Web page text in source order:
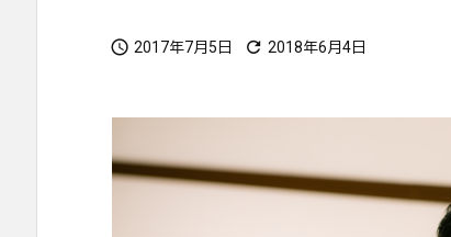
 2017年7月5日  2018年6月4日